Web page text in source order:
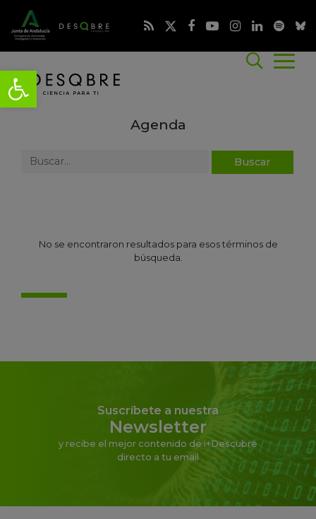
Agenda
No se encontraron resultados para esos términos de
búsqueda.
Suscríbete a nuestra
Newsletter
y recibe el mejor contenido de i+Descubre
directo a tu email